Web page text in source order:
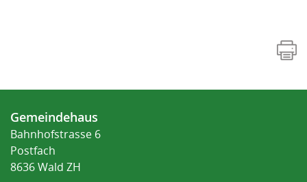
Fusszeile
Gemeindehaus
Bahnhofstrasse 6
Postfach
8636 Wald ZH